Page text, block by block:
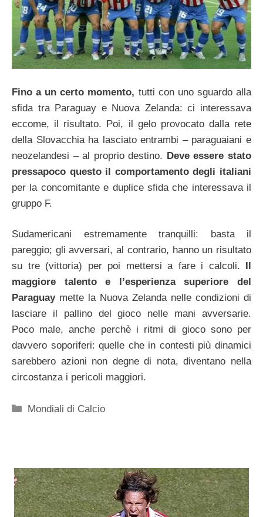
Fino a un certo momento, tutti con uno sguardo alla
sfida tra Paraguay e Nuova Zelanda: ci interessava
eccome, il risultato. Poi, il gelo provocato dalla rete
della Slovacchia ha lasciato entrambi – paraguaiani e
neozelandesi – al proprio destino. Deve essere stato
pressapoco questo il comportamento degli italiani
per la concomitante e duplice sfida che interessava il
gruppo F.
Sudamericani estremamente tranquilli: basta il
pareggio; gli avversari, al contrario, hanno un risultato
su tre (vittoria) per poi mettersi a fare i calcoli.
maggiore talento e l’esperienza superiore del
Paraguaymette la Nuova Zelanda nelle condizioni di
lasciare il pallino del gioco nelle mani avversarie.
Poco male, anche perchè i ritmi di gioco sono per
davvero soporiferi: quelle che in contesti più dinamici
sarebbero azioni non degne di nota, diventano nella
circostanza i pericoli maggiori.
Categorie
Mondiali di Calcio